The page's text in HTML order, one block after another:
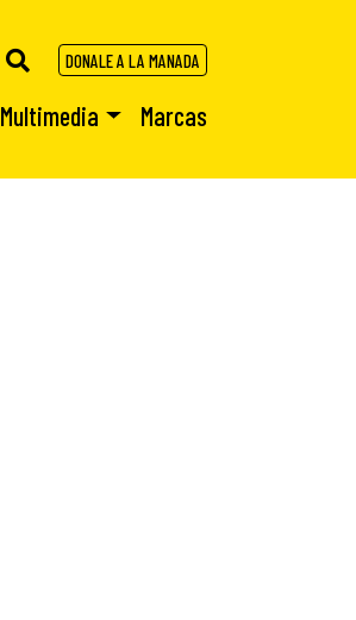
DONALE A LA MANADA
Multimedia Marcas